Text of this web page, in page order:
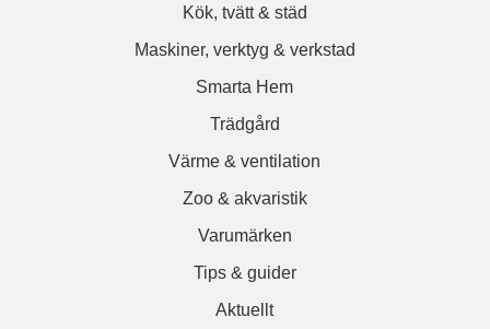
Kök, tvätt & städ
Maskiner, verktyg & verkstad
Smarta Hem
Trädgård
Värme & ventilation
Zoo & akvaristik
Varumärken
Tips & guider
Aktuellt